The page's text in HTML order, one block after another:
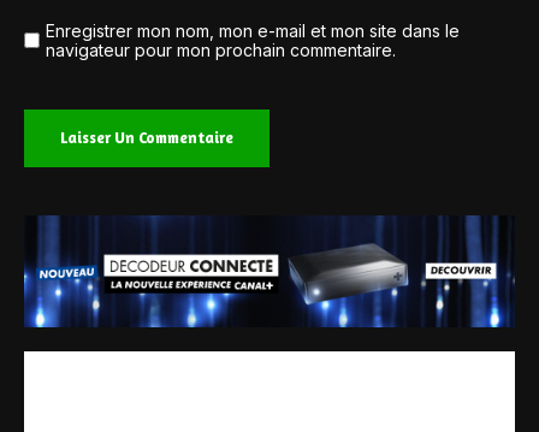
Enregistrer mon nom, mon e-mail et mon site dans le
navigateur pour mon prochain commentaire.